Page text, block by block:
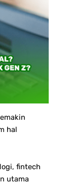
hal
fintech
utama